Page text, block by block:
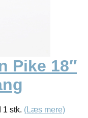
Pike 18″
1 stk. (Læs mere)